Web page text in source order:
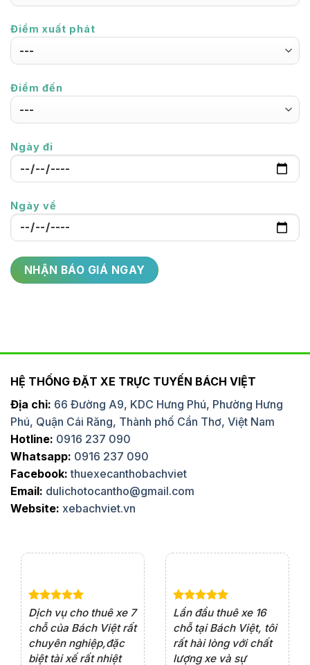
Điểm xuất phát
Điểm đến
Ngày đi
Ngày về
HỆ THỐNG ĐẶT XE TRỰC TUYẾN BÁCH VIỆT
Địa chỉ: 66 Đường A9, KDC Hưng Phú, Phường Hưng
Phú, Quận Cái Răng, Thành phố Cần Thơ, Việt Nam
Hotline: 0916 237 090
Whatsapp: 0916 237 090
Facebook: thuexecanthobachviet
Email: dulichotocantho@gmail.com
Website: xebachviet.vn
Dịch vụ cho thuê xe 7
chỗ của Bách Việt rất
chuyên nghiệp,đặc
biệt tài xế rất nhiệt
Lần đầu thuê xe 16
chỗ tại Bách Việt, tôi
rất hài lòng với chất
lượng xe và sự